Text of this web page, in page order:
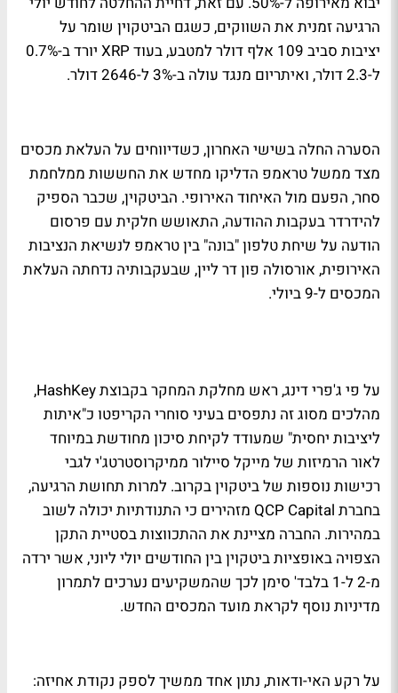
הרגיעה זמנית את השווקים, כשגם הביטקוין שומר על
יציבות סביב 109 אלף דולר למטבע, בעוד XRP יורד ב-0.7%
ל-2.3 דולר, ואיתריום מנגד עולה ב-3% ל-2646 דולר.
הסערה החלה בשישי האחרון, כשדיווחים על העלאת מכסים
מצד ממשל טראמפ הדליקו מחדש את החששות ממלחמת
סחר, הפעם מול האיחוד האירופי. הביטקוין, שכבר הספיק
להידרדר בעקבות ההודעה, התאושש חלקית עם פרסום
הודעה על שיחת טלפון "בונה" בין טראמפ לנשיאת הנציבות
האירופית, אורסולה פון דר ליין, שבעקבותיה נדחתה העלאת
המכסים ל-9 ביולי.
על פי ג'פרי דינג, ראש מחלקת המחקר בקבוצת HashKey,
מהלכים מסוג זה נתפסים בעיני סוחרי הקריפטו כ"איתות
ליציבות יחסית" שמעודד לקיחת סיכון מחודשת במיוחד
לאור הרמיזות של מייקל סיילור ממיקרוסטרטג'י לגבי
רכישות נוספות של ביטקוין בקרוב. למרות תחושת הרגיעה,
בחברת QCP Capital מזהירים כי התנודתיות יכולה לשוב
במהירות. החברה מציינת את ההתכווצות בסטיית התקן
הצפויה באופציות ביטקוין בין החודשים יולי ליוני, אשר ירדה
מ-2 ל-1 בלבד' סימן לכך שהמשקיעים נערכים לתמרון
מדיניות נוסף לקראת מועד המכסים החדש.
על רקע האי-ודאות, נתון אחד ממשיך לספק נקודת אחיזה: